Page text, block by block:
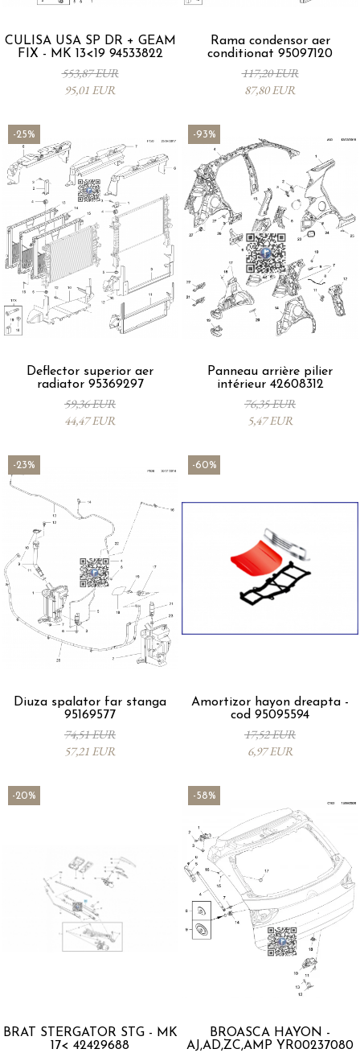
CULISA USA SP DR + GEAM
FIX - MK 13<19 94533822
553,87 EUR
95,01 EUR
Rama condensor aer
conditionat 95097120
117,20 EUR
87,80 EUR
-25%
Deflector superior aer
radiator 95369297
59,36 EUR
44,47 EUR
-93%
Panneau arrière pilier
intérieur 42608312
76,35 EUR
5,47 EUR
-23%
Diuza spalator far stanga
95169577
74,51 EUR
57,21 EUR
-60%
Amortizor hayon dreapta -
cod 95095594
17,52 EUR
6,97 EUR
-20%
BRAT STERGATOR STG - MK
17< 42429688
-58%
BROASCA HAYON -
AJ,AD,ZC,AMP YR00237080